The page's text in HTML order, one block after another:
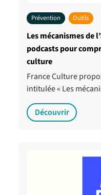
Prévention Outils
Les mécanismes de
podcasts pour
culture
France Culture
intitulée « Les
Découvrir